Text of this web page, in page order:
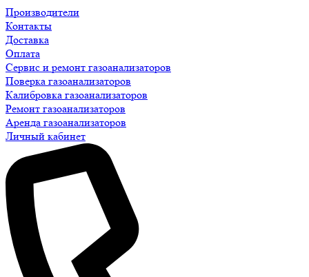
Производители
Контакты
Доставка
Оплата
Сервис и ремонт газоанализаторов
Поверка газоанализаторов
Калибровка газоанализаторов
Ремонт газоанализаторов
Аренда газоанализаторов
Личный кабинет